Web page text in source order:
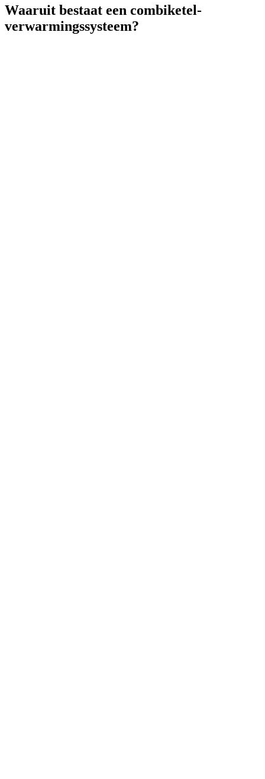
Waaruit bestaat een combiketel-
verwarmingssysteem?